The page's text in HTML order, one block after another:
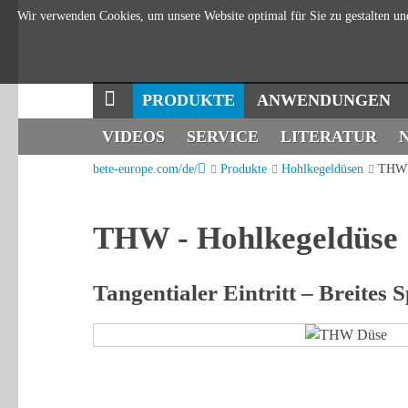
NAVIGATION
ÜBERSPRINGEN
PRODUKTE ANWENDUNGEN
NAVIGATION
ÜBERSPRINGEN
VIDEOS SERVICE LITERATUR
bete-europe.com/de/ Produkte Hohlkegeldüsen THW
THW - Hohlkegeldüse
Tangentialer Eintritt – Breites
Wir verwenden Cookies, um unsere Website optimal für Sie zu gestalten